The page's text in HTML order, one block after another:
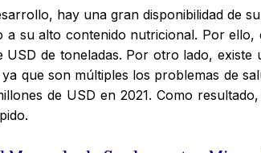
hay una gran disponibilidad de
a su alto contenido nutricional. Por
de toneladas. Por otro lado,
que son múltiples los problemas de
de USD en 2021. Como